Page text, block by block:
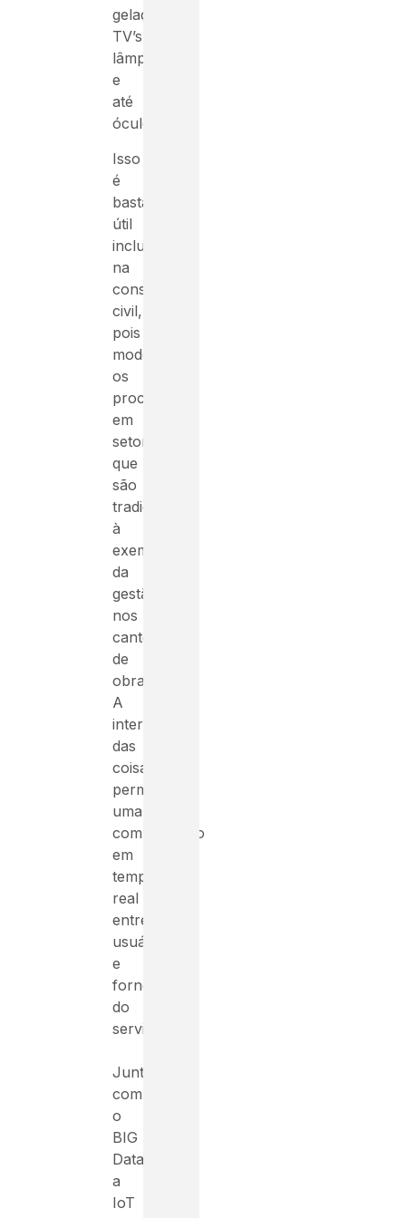
geladeira,
TV’s,
lâmpadas
e
até
óculos.
Isso
é
bastante
útil
inclusive
na
construção
civil,
pois
moderniza
os
processos
em
setores
que
são
tradicionais,
à
exemplo
da
gestão
nos
canteiros
de
obras.
A
internet
das
coisas
permite
uma
comunicação
em
tempo
real
entre
usuário
e
fornecedor
do
serviço.
Juntamente
com
o
BIG
Data,
a
IoT